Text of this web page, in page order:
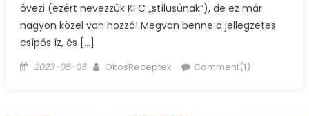
övezi (ezért nevezzük KFC „stílusúnak”), de ez már
nagyon közel van hozzá! Megvan benne a jellegzetes
csípős íz, és […]
Posted
2023-05-05 Author
OkosReceptek Comment(1)